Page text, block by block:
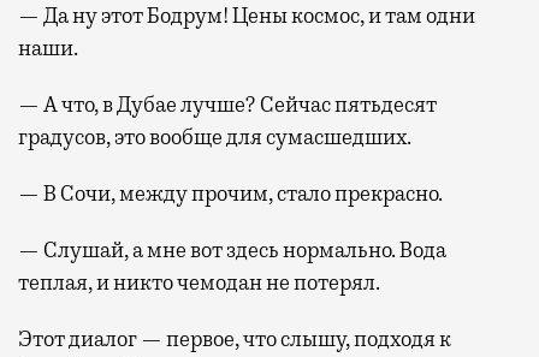
— Да ну этот Бодрум! Цены космос, и там одни
наши.
— А что, в Дубае лучше? Сейчас пятьдесят
градусов, это вообще для сумасшедших.
— В Сочи, между прочим, стало прекрасно.
— Слушай, а мне вот здесь нормально. Вода
теплая, и никто чемодан не потерял.
Этот диалог — первое, что слышу, подходя к